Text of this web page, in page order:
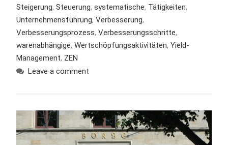
Steigerung, Steuerung, systematische, Tätigkeiten,
Unternehmensführung, Verbesserung,
Verbesserungsprozess, Verbesserungsschritte,
warenabhängige, Wertschöpfungsaktivitäten, Yield-
Management, ZEN
Leave a comment